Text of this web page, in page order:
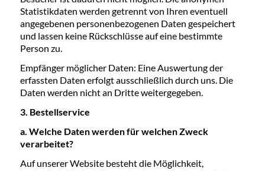
Statistikdaten werden getrennt von Ihren eventuell
angegebenen personenbezogenen Daten gespeichert
und lassen keine Rückschlüsse auf eine bestimmte
Person zu.
Empfänger möglicher Daten: Eine Auswertung der
erfassten Daten erfolgt ausschließlich durch uns. Die
Daten werden nicht an Dritte weitergegeben.
3. Bestellservice
a. Welche Daten werden für welchen Zweck
verarbeitet?
Auf unserer Website besteht die Möglichkeit,